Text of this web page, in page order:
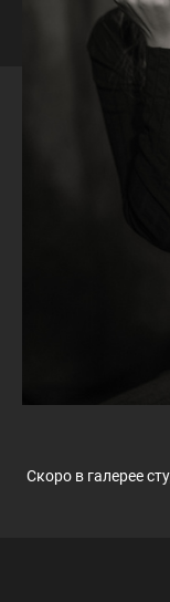
Скоро в галерее